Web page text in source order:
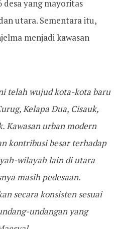
desa yang mayoritas
utara. Sementara itu,
menjadi kawasan
telah wujud kota-kota baru
Kelapa Dua, Cisauk,
Kawasan urban modern
kontribusi besar terhadap
wilayah lain di utara
masih pedesaan.
secara konsisten sesuai
undangan yang